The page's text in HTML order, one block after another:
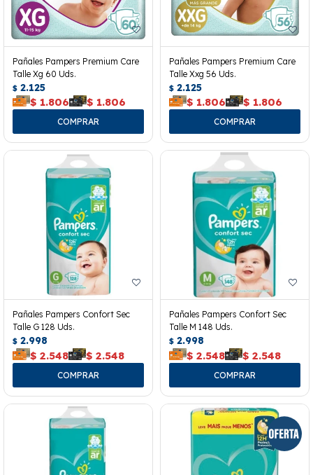
Pañales Pampers Premium Care
Talle Xg 60 Uds.
$ 2.125
$ 1.806 $ 1.806
Pañales Pampers Premium Care
Talle Xxg 56 Uds.
$ 2.125
$ 1.806 $ 1.806
Pañales Pampers Confort Sec
Talle G 128 Uds.
$ 2.998
$ 2.548 $ 2.548
Pañales Pampers Confort Sec
Talle M 148 Uds.
$ 2.998
$ 2.548 $ 2.548